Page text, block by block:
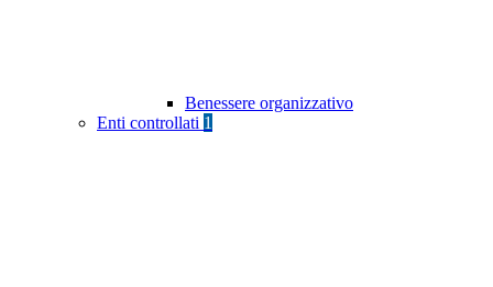
Benessere organizzativo
Enti controllati 1